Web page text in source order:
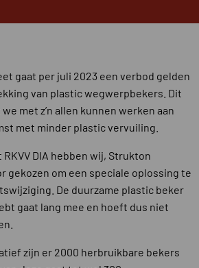
gaat per juli 2023 een verbod gelden
van plastic wegwerpbekers. Dit
met z’n allen kunnen werken aan
met minder plastic vervuiling.
DIA hebben wij, Strukton
gekozen om een speciale oplossing te
De duurzame plastic beker
gaat lang mee en hoeft dus niet
zijn er 2000 herbruikbare bekers